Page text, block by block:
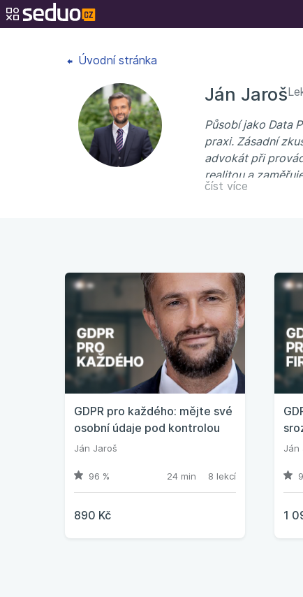
Úvodní stránka
Ján Jaroš
Působí jako Data
praxi. Zásadní
advokát při
realitou a
číst více
GDPR pro každého: mějte své
osobní údaje pod kontrolou
Ján Jaroš
96 % 24 min 8 lekcí
890 Kč
Ján
1